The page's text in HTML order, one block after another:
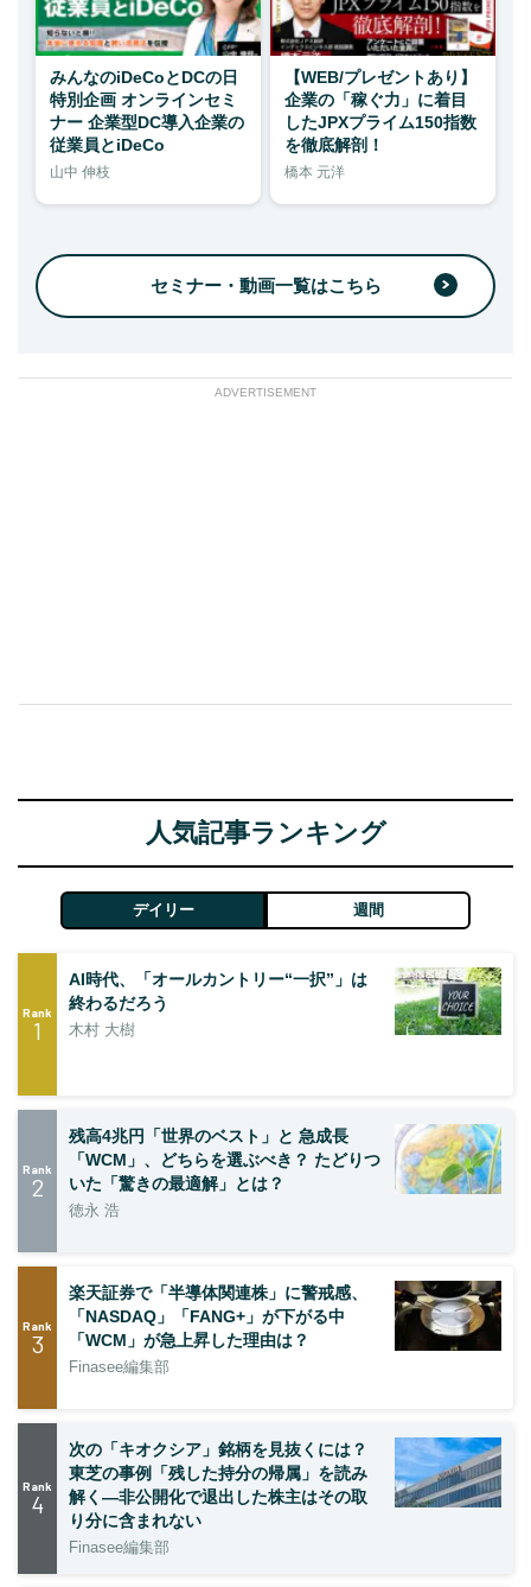
みんなのiDeCoとDCの日
特別企画 オンラインセミ
ナー 企業型DC導入企業の
従業員とiDeCo
山中 伸枝
【WEB/プレゼントあり】
企業の「稼ぐ力」に着目
したJPXプライム150指数
を徹底解剖！
橋本 元洋
セミナー・動画一覧はこちら
ADVERTISEMENT
人気記事ランキング
デイリー 週間
Rank
1
AI時代、「オールカントリー“一択”」は
終わるだろう
木村 大樹
Rank
2
残高4兆円「世界のベスト」と 急成長
「WCM」、どちらを選ぶべき？ たどりつ
いた「驚きの最適解」とは？
徳永 浩
Rank
3
楽天証券で「半導体関連株」に警戒感、
「NASDAQ」「FANG+」が下がる中
「WCM」が急上昇した理由は？
Finasee編集部
Rank
4
次の「キオクシア」銘柄を見抜くには？
東芝の事例「残した持分の帰属」を読み
解く—非公開化で退出した株主はその取
り分に含まれない
Finasee編集部